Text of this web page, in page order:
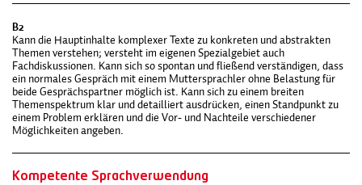
B2
Kann die Hauptinhalte komplexer Texte zu konkreten und abstrakten
Themen verste­hen; versteht im eigenen Spezialgebiet auch
Fachdiskussionen. Kann sich so spontan und fließend verständigen, dass
ein normales Gespräch mit einem Muttersprachler ohne Belastung für
beide Gesprächspartner möglich ist. Kann sich zu einem breiten
Themenspektrum klar und detailliert ausdrücken, einen Standpunkt zu
einem Problem erklären und die Vor- und Nachteile verschiedener
Möglichkeiten angeben.
Kompetente Sprachverwendung